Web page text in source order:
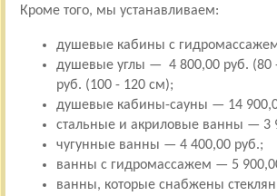
Кроме того, мы устанавливаем:
душевые кабины с
душевые углы — 4 800,00 руб. (80
руб. (100 - 120 см);
душевые кабины-сауны — 14
стальные и акриловые ванны — 3
чугунные ванны — 4 400,00 руб.;
ванны с гидромассажем — 5
ванны, которые снабжены